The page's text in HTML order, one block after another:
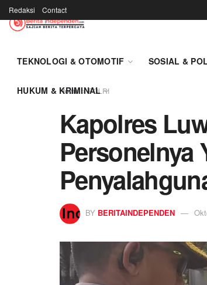
Redaksi Contact
TEKNOLOGI & OTOMOTIF SOSIAL &
HUKUM & KRIMINAL
Home POLRI
Kapolres
Personelnya
BY BERITAINDEPENDEN